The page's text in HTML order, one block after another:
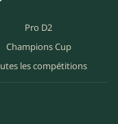
Pro D2
Champions Cup
les compétitions